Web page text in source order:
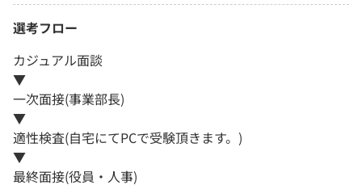
選考フロー
カジュアル面談
▼
一次面接(事業部長)
▼
適性検査(自宅にてPCで受験頂きます。)
▼
最終面接(役員・人事)